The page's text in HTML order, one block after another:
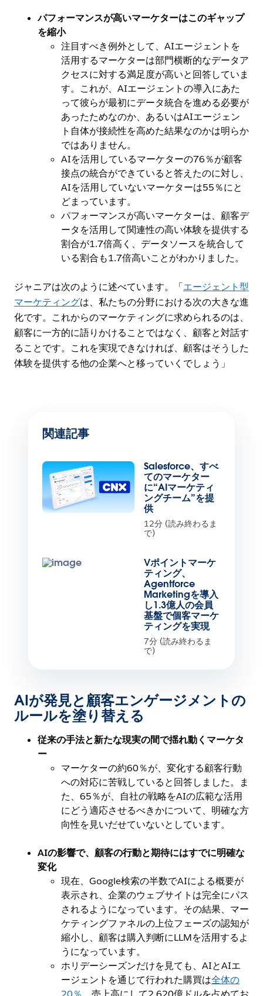
パフォーマンスが高いマーケターはこのギャップ
を縮小
注目すべき例外として、AIエージェントを
活用するマーケターは部門横断的なデータア
クセスに対する満足度が高いと回答していま
す。これが、AIエージェントの導入にあた
って彼らが最初にデータ統合を進める必要が
あったためなのか、あるいはAIエージェン
ト自体が接続性を高めた結果なのかは明らか
ではありません。
AIを活用しているマーケターの76％が顧客
接点の統合ができていると答えたのに対し、
AIを活用していないマーケターは55％にと
どまっています。
パフォーマンスが高いマーケターは、顧客デ
ータを活用して関連性の高い体験を提供する
割合が1.7倍高く、データソースを統合して
いる割合も1.7倍高いことがわかりました。
ジャニアは次のように述べています。「エージェント型
マーケティングは、私たちの分野における次の大きな進
化です。これからのマーケティングに求められるのは、
顧客に一方的に語りかけることではなく、顧客と対話す
ることです。これを実現できなければ、顧客はそうした
体験を提供する他の企業へと移っていくでしょう」
関連記事
Salesforce、すべ
てのマーケター
に“AIマーケティ
ングチーム”を提
供
12分 (読み終わるま
で)
Vポイントマーケ
ティング、
Agentforce
Marketingを導入
し1.3億人の会員
基盤で個客マーケ
ティングを実現
7分 (読み終わるま
で)
AIが発見と顧客エンゲージメントの
ルールを塗り替える
従来の手法と新たな現実の間で揺れ動くマーケタ
ー
マーケターの約60％が、変化する顧客行動
への対応に苦戦していると回答しました。ま
た、65％が、自社の戦略をAIの広範な活用
にどう適応させるべきかについて、明確な方
向性を見いだせていないとしています。
AIの影響で、顧客の行動と期待にはすでに明確な
変化
現在、Google検索の半数でAIによる概要が
表示され、企業のウェブサイトは完全にパス
されるようになっています。その結果、マー
ケティングファネルの上位フェーズの認知が
縮小し、顧客は購入判断にLLMを活用するよ
うになっています。
ホリデーシーズンだけを見ても、AIとAIエ
ージェントを通じて行われた購買は全体の